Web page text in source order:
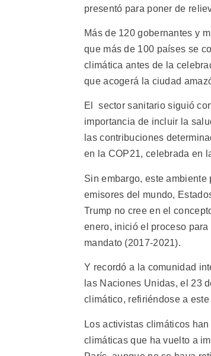
presentó para poner de
Más de 120 gobernantes y
que más de 100 países se
climática antes de la
que acogerá la ciudad
El sector sanitario siguió
importancia de incluir la
las contribuciones
en la COP21, celebrada en
Sin embargo, este
emisores del mundo,
Trump no cree en el
enero, inició el proceso
mandato (2017-2021).
Y recordó a la comunidad
las Naciones Unidas, el 23
climático, refiriéndose a
Los activistas climáticos
climáticas que ha vuelto a